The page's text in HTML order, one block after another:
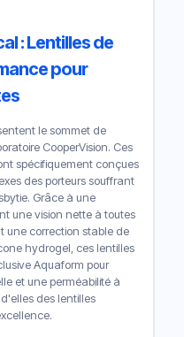
: Lentilles de
pour
le sommet de
CooperVision. Ces
spécifiquement conçues
des porteurs souffrant
Grâce à une
une vision nette à toutes
une correction stable de
hydrogel, ces lentilles
Aquaform pour
et une perméabilité à
des lentilles